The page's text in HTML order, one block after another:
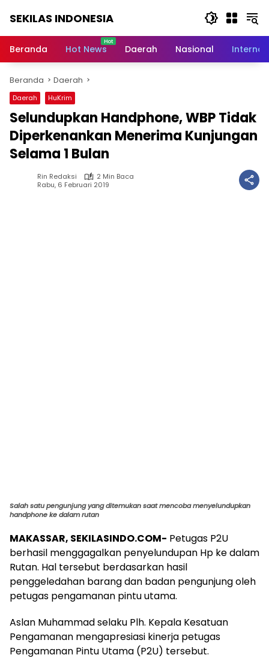
SEKILAS INDONESIA
Terkini,
Latest
World,
Headlines,
News
Today
Beranda Hot News Daerah Nasional
Beranda Daerah
Daerah HuKrim
Selundupkan Handphone, WBP Tidak
Diperkenankan Menerima Kunjungan
Selama 1 Bulan
Rin Redaksi
2 Min Baca
Rabu, 6 Februari 2019
Salah satu pengunjung yang ditemukan saat mencoba menyelundupkan
handphone ke dalam rutan
MAKASSAR, SEKILASINDO.COM- Petugas P2U
berhasil menggagalkan penyelundupan Hp ke dalam
Rutan. Hal tersebut berdasarkan hasil
penggeledahan barang dan badan pengunjung oleh
petugas pengamanan pintu utama.
Aslan Muhammad selaku Plh. Kepala Kesatuan
Pengamanan mengapresiasi kinerja petugas
Pengamanan Pintu Utama (P2U) tersebut.